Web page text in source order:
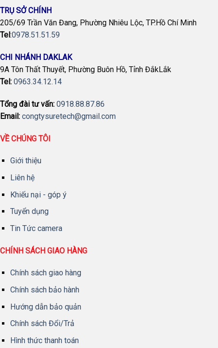
TRỤ SỞ CHÍNH
205/69 Trần Văn Đang, Phường Nhiêu Lộc, TP.Hồ Chí Minh
Tel :0978.51.51.59
CHI NHÁNH DAKLAK
9A Tôn Thất Thuyết, Phường Buôn Hồ, Tỉnh ĐắkLắk
Tel: 0963.34.12.14
Tổng đài tư vấn: 0918.88.87.86
Email: congtysuretech@gmail.com
VỀ CHÚNG TÔI
Giới thiệu
Liên hệ
Khiếu nại - góp ý
Tuyển dụng
Tin Tức camera
CHÍNH SÁCH GIAO HÀNG
Chính sách giao hàng
Chính sách bảo hành
Hướng dẫn bảo quản
Chính sách Đổi/Trả
Hình thức thanh toán